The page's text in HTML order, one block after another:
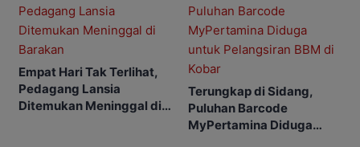
Empat Hari Tak Terlihat,
Pedagang Lansia
Ditemukan Meninggal di
Terungkap di Sidang,
Puluhan Barcode
MyPertamina Diduga